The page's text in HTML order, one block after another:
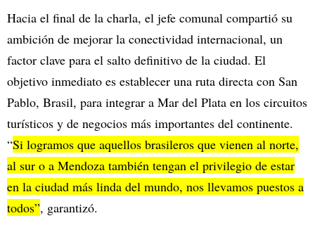
Hacia el final de la charla, el jefe comunal compartió su
ambición de mejorar la conectividad internacional, un
factor clave para el salto definitivo de la ciudad. El
objetivo inmediato es establecer una ruta directa con San
Pablo, Brasil, para integrar a Mar del Plata en los circuitos
turísticos y de negocios más importantes del continente.
“Si logramos que aquellos brasileros que vienen al norte,
al sur o a Mendoza también tengan el privilegio de estar
en la ciudad más linda del mundo, nos llevamos puestos a
todos”, garantizó.